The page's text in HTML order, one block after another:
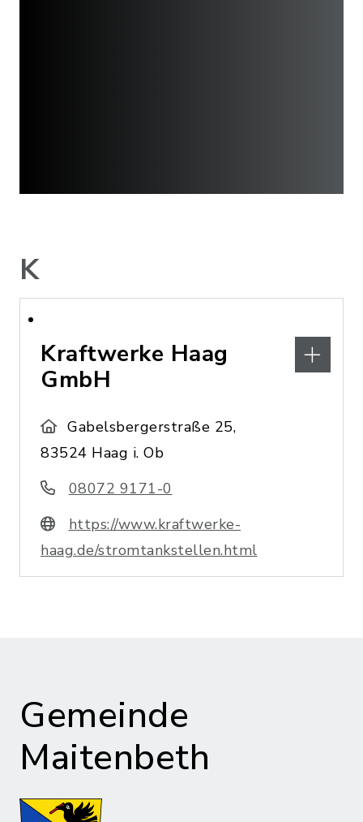
K
Kraftwerke Haag
GmbH
Gabelsbergerstraße 25,
83524 Haag i. Ob
08072 9171-0
https://www.kraftwerke-
haag.de/stromtankstellen.html
Gemeinde
Maitenbeth